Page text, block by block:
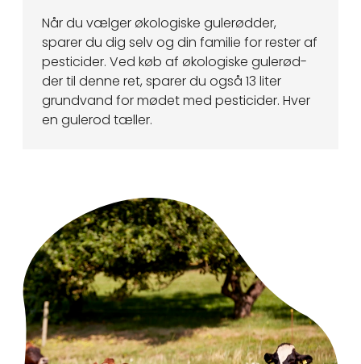
Når du vælger økologiske gulerødder,
sparer du dig selv og din familie for rester af
pesticider. Ved køb af økologiske gulerød-
der til denne ret, sparer du også 13 liter
grundvand for mødet med pesticider. Hver
en gulerod tæller.